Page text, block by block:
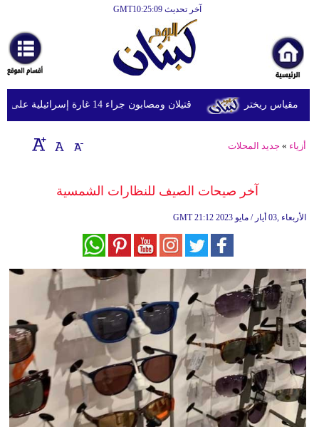
آخر تحديث GMT10:25:09
أخبارعاجلة
رياضة
ثقافة
إقتصاد
وموسيقى
وتغذية
وسفر
ديكور
أخبار
إعلام
قتيلان ومصابون جراء 14 غارة إسرائيلية على شرق وجنوب لبنان
أزياء » جديد المحلات
آخر صيحات الصيف للنظارات الشمسية
GMT 21:12 2023 الأربعاء ,03 أيار / مايو